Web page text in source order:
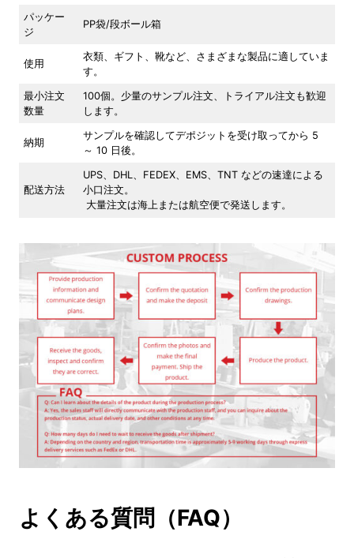
パッケー
ジ
PP袋/段ボール箱
使用
衣類、ギフト、靴など、さまざまな製品に適していま
す。
最小注文
数量
100個。少量のサンプル注文、トライアル注文も歓迎
します。
納期
サンプルを確認してデポジットを受け取ってから 5
～ 10 日後。
配送方法
UPS、DHL、FEDEX、EMS、TNT などの速達による
小口注文。
大量注文は海上または航空便で発送します。
よくある質問（FAQ）